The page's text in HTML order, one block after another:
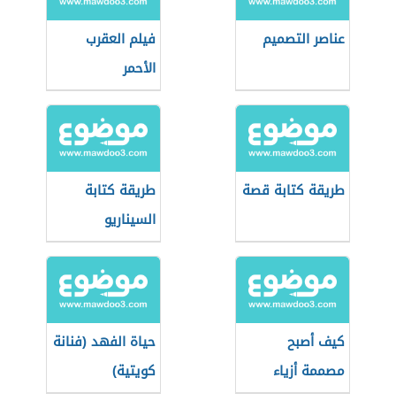
عناصر التصميم
فيلم العقرب
الأحمر
طريقة كتابة قصة
طريقة كتابة
السيناريو
كيف أصبح
مصممة أزياء
حياة الفهد (فنانة
كويتية)